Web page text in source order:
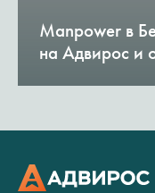
Manpower в
на Адвирос и